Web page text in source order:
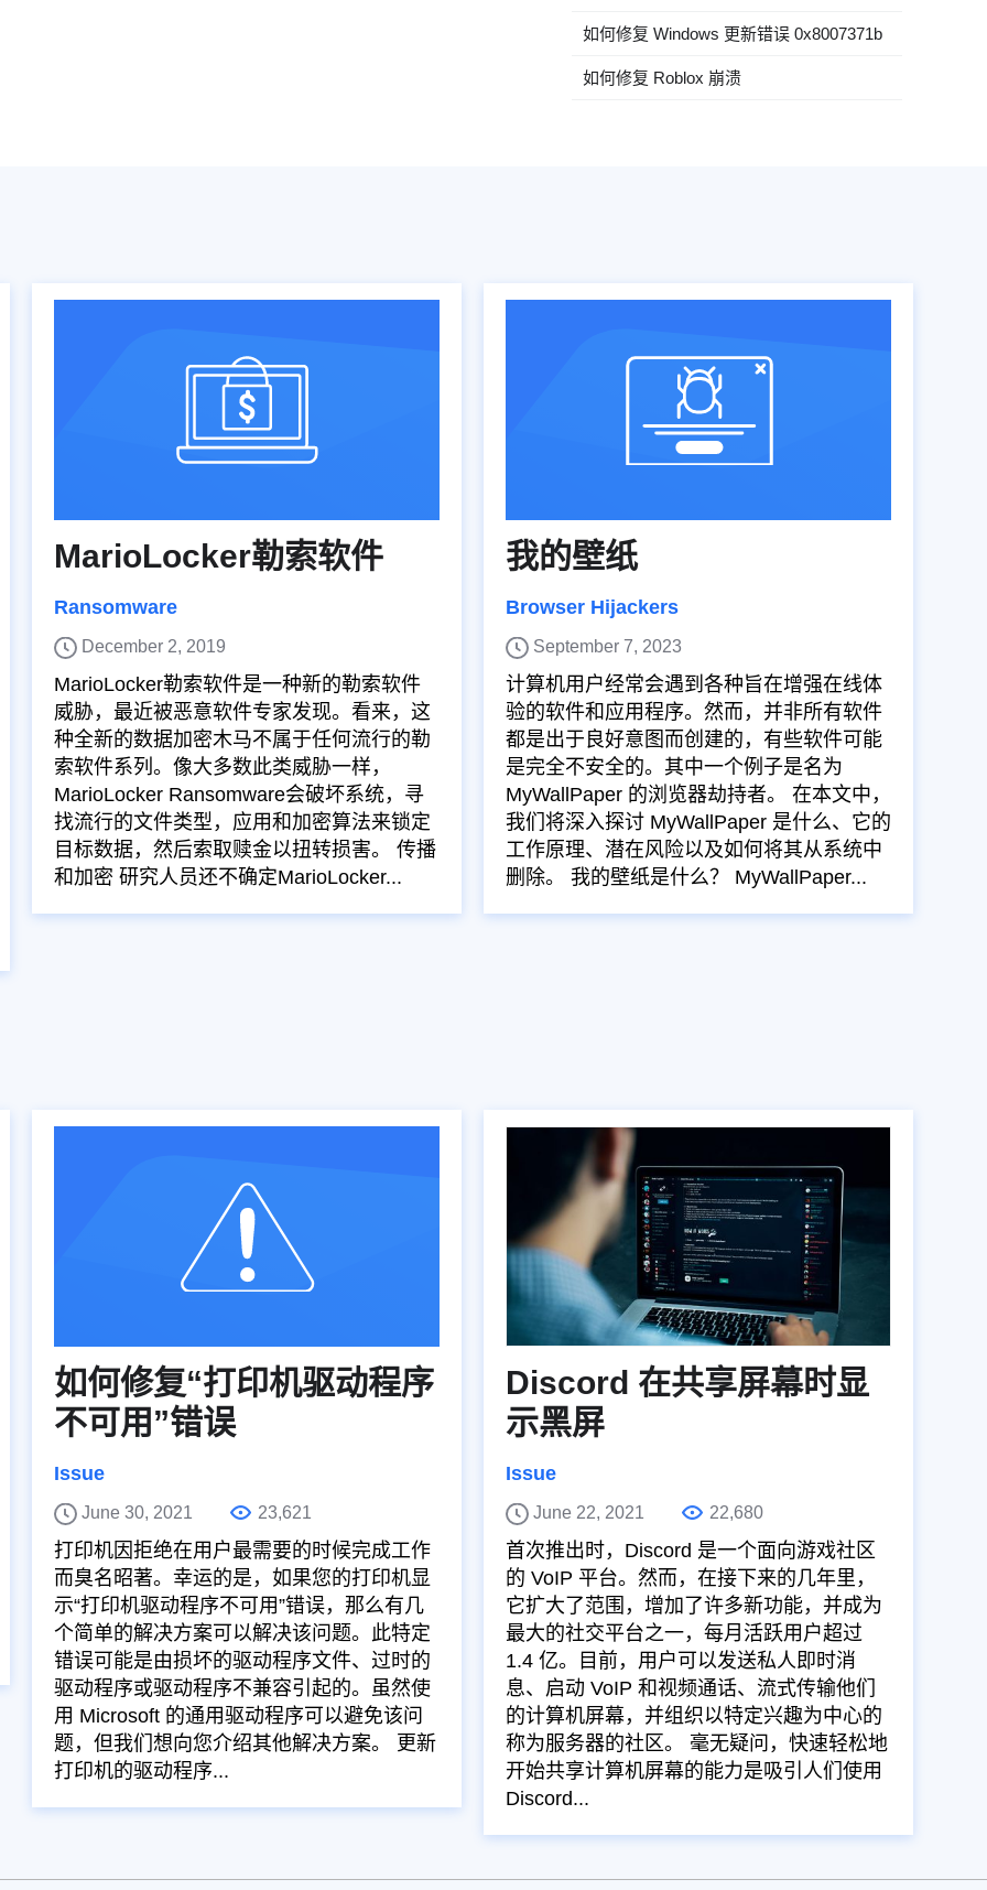
如何修复 Windows 更新错误 0x8007371b
如何修复 Roblox 崩溃
MarioLocker勒索软件
Ransomware
December 2, 2019
MarioLocker勒索软件是一种新的勒索软件
威胁，最近被恶意软件专家发现。看来，这
种全新的数据加密木马不属于任何流行的勒
索软件系列。像大多数此类威胁一样，
MarioLocker Ransomware会破坏系统，寻
找流行的文件类型，应用和加密算法来锁定
目标数据，然后索取赎金以扭转损害。 传播
和加密 研究人员还不确定MarioLocker...
我的壁纸
Browser Hijackers
September 7, 2023
计算机用户经常会遇到各种旨在增强在线体
验的软件和应用程序。然而，并非所有软件
都是出于良好意图而创建的，有些软件可能
是完全不安全的。其中一个例子是名为
MyWallPaper 的浏览器劫持者。 在本文中，
我们将深入探讨 MyWallPaper 是什么、它的
工作原理、潜在风险以及如何将其从系统中
删除。 我的壁纸是什么？ MyWallPaper...
如何修复“打印机驱动程序
不可用”错误
Issue
June 30, 2021 23,621
打印机因拒绝在用户最需要的时候完成工作
而臭名昭著。幸运的是，如果您的打印机显
示“打印机驱动程序不可用”错误，那么有几
个简单的解决方案可以解决该问题。此特定
错误可能是由损坏的驱动程序文件、过时的
驱动程序或驱动程序不兼容引起的。虽然使
用 Microsoft 的通用驱动程序可以避免该问
题，但我们想向您介绍其他解决方案。 更新
打印机的驱动程序...
Discord 在共享屏幕时显
示黑屏
Issue
June 22, 2021 22,680
首次推出时，Discord 是一个面向游戏社区
的 VoIP 平台。然而，在接下来的几年里，
它扩大了范围，增加了许多新功能，并成为
最大的社交平台之一，每月活跃用户超过
1.4 亿。目前，用户可以发送私人即时消
息、启动 VoIP 和视频通话、流式传输他们
的计算机屏幕，并组织以特定兴趣为中心的
称为服务器的社区。 毫无疑问，快速轻松地
开始共享计算机屏幕的能力是吸引人们使用
Discord...